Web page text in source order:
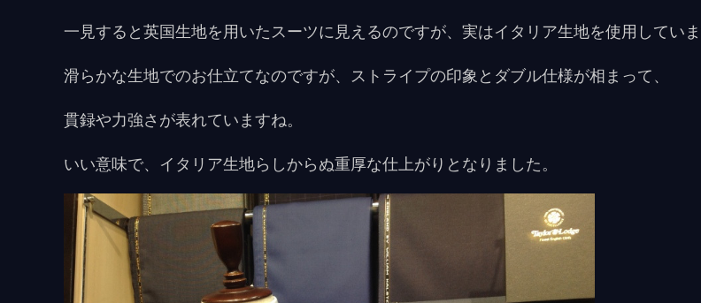
一見すると英国生地を用いたスーツに見えるのですが、実はイタリア生地を使用していま
滑らかな生地でのお仕立てなのですが、ストライプの印象とダブル仕様が相まって、
貫録や力強さが表れていますね。
いい意味で、イタリア生地らしからぬ重厚な仕上がりとなりました。